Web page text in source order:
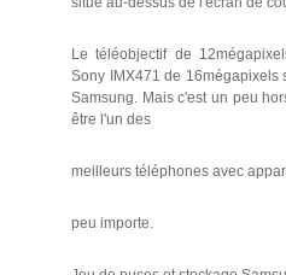
Le téléobjectif de
Sony IMX471 de 16mégapixels
Samsung. Mais c'est un peu
être l'un des
meilleurs téléphones avec
peu importe.